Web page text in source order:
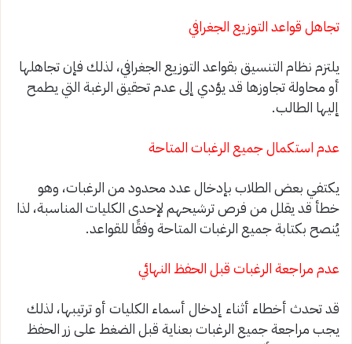
تجاهل قواعد التوزيع الجغرافي
يلتزم نظام التنسيق بقواعد التوزيع الجغرافي، لذلك فإن تجاهلها
أو محاولة تجاوزها قد يؤدي إلى عدم تحقيق الرغبة التي يطمح
إليها الطالب.
عدم استكمال جميع الرغبات المتاحة
يكتفي بعض الطلاب بإدخال عدد محدود من الرغبات، وهو
خطأ قد يقلل من فرص ترشيحهم لإحدى الكليات المناسبة، لذا
يُنصح بكتابة جميع الرغبات المتاحة وفقًا للقواعد.
عدم مراجعة الرغبات قبل الحفظ النهائي
قد تحدث أخطاء أثناء إدخال أسماء الكليات أو ترتيبها، لذلك
يجب مراجعة جميع الرغبات بعناية قبل الضغط على زر الحفظ